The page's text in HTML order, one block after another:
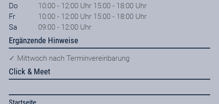
Do
10:00 - 12:00 Uhr 15:00 - 18:00 Uhr
Fr
10:00 - 12:00 Uhr 15:00 - 18:00 Uhr
Sa
09:00 - 12:00 Uhr
Ergänzende Hinweise
✓ Mittwoch nach Terminvereinbarung
Click & Meet